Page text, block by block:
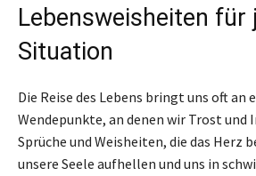
Lebensweisheiten für
Situation
Die Reise des Lebens bringt uns oft an
Wendepunkte, an denen wir Trost und
Sprüche und Weisheiten, die das Herz
unsere Seele aufhellen und uns in